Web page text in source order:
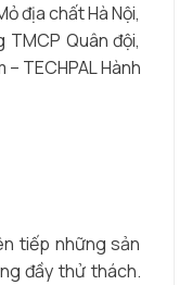
địa chất Hà Nội,
Quân đội,
TECHPAL Hành
tiếp những sản
đầy thử thách.